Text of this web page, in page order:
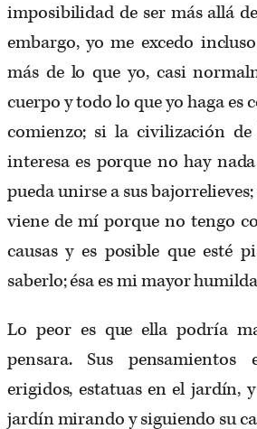
imposibilidad de ser más allá
embargo, yo me excedo
más de lo que yo, casi
cuerpo y todo lo que yo haga
comienzo; si la civilización
interesa es porque no hay
pueda unirse a sus
viene de mí porque no tengo
causas y es posible que esté
saberlo; ésa es mi mayor
Lo peor es que ella podría
pensara. Sus pensamientos
erigidos, estatuas en el jardín,
jardín mirando y siguiendo su